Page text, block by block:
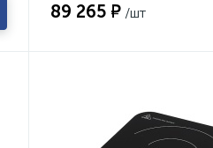
89 265 ₽ /шт